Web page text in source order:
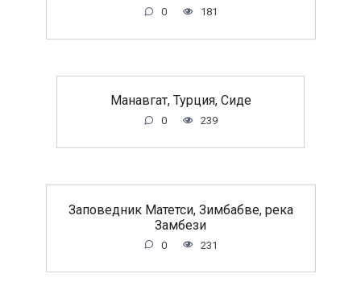
0 181
Манавгат, Турция, Сиде
0 239
Заповедник Матетси, Зимбабве, река
Замбези
0 231